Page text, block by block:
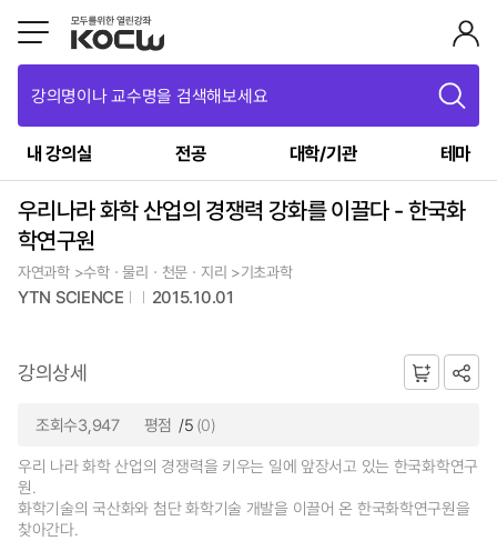
강의명이나 교수명을 검색해보세요
내 강의실 전공 대학/기관 테마
우리나라 화학 산업의 경쟁력 강화를 이끌다 - 한국화
학연구원
자연과학 >수학ㆍ물리ㆍ천문ㆍ지리 >기초과학
YTN SCIENCE 2015.10.01
강의상세
조회수3,947 평점 /5 (0)
우리 나라 화학 산업의 경쟁력을 키우는 일에 앞장서고 있는 한국화학연구
원.
화학기술의 국산화와 첨단 화학기술 개발을 이끌어 온 한국화학연구원을
찾아간다.